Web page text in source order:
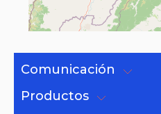
Comunicación
Productos